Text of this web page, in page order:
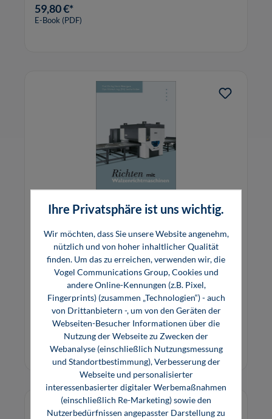
59,80 €*
E-Book (PDF)
Richten mit Walzenrichtmaschinen
Dieses Buch bringt dem Anwender Theorie und
Praxis des Walzenrichtens in verständlicher
Form näher.
29,80 €*
Ihre Privatsphäre ist uns wichtig.
Wir möchten, dass Sie unsere Website angenehm,
nützlich und von hoher inhaltlicher Qualität
finden. Um das zu erreichen, verwenden wir, die
Vogel Communications Group, Cookies und
andere Online-Kennungen (z.B. Pixel,
Fingerprints) (zusammen „Technologien“) - auch
von Drittanbietern -, um von den Geräten der
Webseiten-Besucher Informationen über die
Nutzung der Webseite zu Zwecken der
Webanalyse (einschließlich Nutzungsmessung
und Standortbestimmung), Verbesserung der
Webseite und personalisierter
interessenbasierter digitaler Werbemaßnahmen
(einschließlich Re-Marketing) sowie den
Nutzerbedürfnissen angepasster Darstellung zu